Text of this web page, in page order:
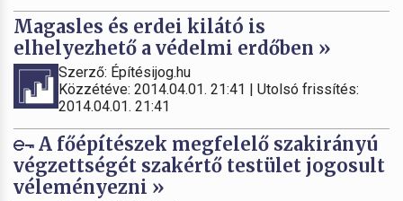
Magasles és erdei kilátó is
elhelyezhető a védelmi erdőben »
Szerző: Építésijog.hu
Közzétéve: 2014.04.01. 21:41 | Utolsó frissítés:
2014.04.01. 21:41
A főépítészek megfelelő szakirányú
végzettségét szakértő testület jogosult
véleményezni »